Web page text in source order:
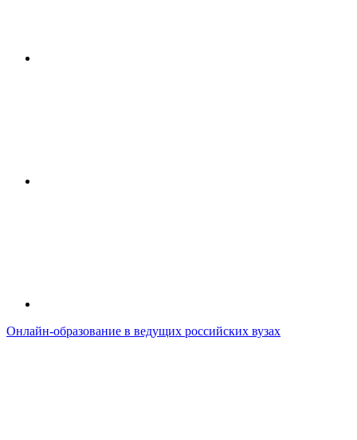
Онлайн-образование в ведущих российских вузах